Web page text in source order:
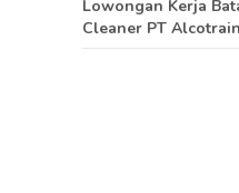
Lowongan Kerja
Cleaner PT